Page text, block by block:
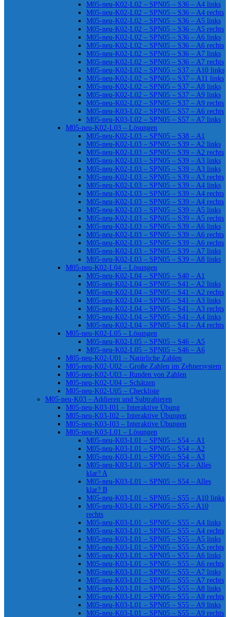
M05-neu-K02-L02 – SPN05 – S36 – A4 links
M05-neu-K02-L02 – SPN05 – S36 – A4 rechts
M05-neu-K02-L02 – SPN05 – S36 – A5 links
M05-neu-K02-L02 – SPN05 – S36 – A5 rechts
M05-neu-K02-L02 – SPN05 – S36 – A6 links
M05-neu-K02-L02 – SPN05 – S36 – A6 rechts
M05-neu-K02-L02 – SPN05 – S36 – A7 links
M05-neu-K02-L02 – SPN05 – S36 – A7 rechts
M05-neu-K02-L02 – SPN05 – S37 – A10 links
M05-neu-K02-L02 – SPN05 – S37 – A11 links
M05-neu-K02-L02 – SPN05 – S37 – A8 links
M05-neu-K02-L02 – SPN05 – S37 – A9 links
M05-neu-K02-L02 – SPN05 – S37 – A9 rechts
M05-neu-K03-L02 – SPN05 – S57 – A6 rechts
M05-neu-K03-L02 – SPN05 – S57 – A7 links
M05-neu-K02-L03 – Lösungen
M05-neu-K02-L03 – SPN05 – S38 – A1
M05-neu-K02-L03 – SPN05 – S39 – A2 links
M05-neu-K02-L03 – SPN05 – S39 – A2 rechts
M05-neu-K02-L03 – SPN05 – S39 – A3 links
M05-neu-K02-L03 – SPN05 – S39 – A3 links
M05-neu-K02-L03 – SPN05 – S39 – A3 rechts
M05-neu-K02-L03 – SPN05 – S39 – A4 links
M05-neu-K02-L03 – SPN05 – S39 – A4 rechts
M05-neu-K02-L03 – SPN05 – S39 – A4 rechts
M05-neu-K02-L03 – SPN05 – S39 – A5 links
M05-neu-K02-L03 – SPN05 – S39 – A5 rechts
M05-neu-K02-L03 – SPN05 – S39 – A6 links
M05-neu-K02-L03 – SPN05 – S39 – A6 rechts
M05-neu-K02-L03 – SPN05 – S39 – A6 rechts
M05-neu-K02-L03 – SPN05 – S39 – A7 links
M05-neu-K02-L03 – SPN05 – S39 – A8 links
M05-neu-K02-L04 – Lösungen
M05-neu-K02-L04 – SPN05 – S40 – A1
M05-neu-K02-L04 – SPN05 – S41 – A2 links
M05-neu-K02-L04 – SPN05 – S41 – A2 rechts
M05-neu-K02-L04 – SPN05 – S41 – A3 links
M05-neu-K02-L04 – SPN05 – S41 – A3 rechts
M05-neu-K02-L04 – SPN05 – S41 – A4 links
M05-neu-K02-L04 – SPN05 – S41 – A4 rechts
M05-neu-K02-L05 – Lösungen
M05-neu-K02-L05 – SPN05 – S46 – A5
M05-neu-K02-L05 – SPN05 – S46 – A6
M05-neu-K02-U01 – Natürliche Zahlen
M05-neu-K02-U02 – Große Zahlen im Zehnersystem
M05-neu-K02-U03 – Runden von Zahlen
M05-neu-K02-U04 – Schätzen
M05-neu-K02-U05 – Checkliste
M05-neu-K03 – Addieren und Subtrahieren
M05-neu-K03-I01 – Interaktive Übung
M05-neu-K03-I02 – Interaktive Übungen
M05-neu-K03-I03 – Interaktive Übungen
M05-neu-K03-L01 – Lösungen
M05-neu-K03-L01 – SPN05 – S54 – A1
M05-neu-K03-L01 – SPN05 – S54 – A2
M05-neu-K03-L01 – SPN05 – S54 – A3
M05-neu-K03-L01 – SPN05 – S54 – Alles
klar? A
M05-neu-K03-L01 – SPN05 – S54 – Alles
klar? B
M05-neu-K03-L01 – SPN05 – S55 – A10 links
M05-neu-K03-L01 – SPN05 – S55 – A10
rechts
M05-neu-K03-L01 – SPN05 – S55 – A4 links
M05-neu-K03-L01 – SPN05 – S55 – A4 rechts
M05-neu-K03-L01 – SPN05 – S55 – A5 links
M05-neu-K03-L01 – SPN05 – S55 – A5 rechts
M05-neu-K03-L01 – SPN05 – S55 – A6 links
M05-neu-K03-L01 – SPN05 – S55 – A6 rechts
M05-neu-K03-L01 – SPN05 – S55 – A7 links
M05-neu-K03-L01 – SPN05 – S55 – A7 rechts
M05-neu-K03-L01 – SPN05 – S55 – A8 links
M05-neu-K03-L01 – SPN05 – S55 – A8 rechts
M05-neu-K03-L01 – SPN05 – S55 – A9 links
M05-neu-K03-L01 – SPN05 – S55 – A9 rechts